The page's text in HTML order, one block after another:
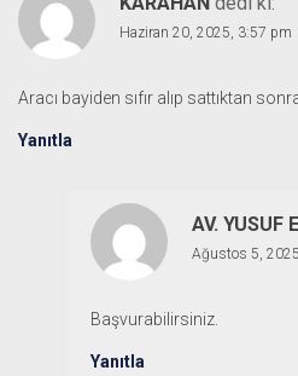
Haziran 20, 2025, 3:57 pm
Aracı bayiden sıfır alıp sattıktan
Yanıtla
AV. YUSUF
Ağustos 5,
Başvurabilirsiniz.
Yanıtla